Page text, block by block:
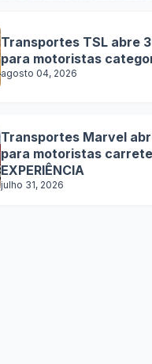
Transportes TSL abre
para motoristas
agosto 04, 2026
Transportes Marvel
para motoristas
EXPERIÊNCIA
julho 31, 2026